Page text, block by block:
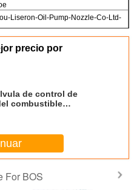
Liseron-Oil-Pump-Nozzle-Co-Ltd-
China, 450000
precio por
de control de
combustible
005 para automóviles
For BOS